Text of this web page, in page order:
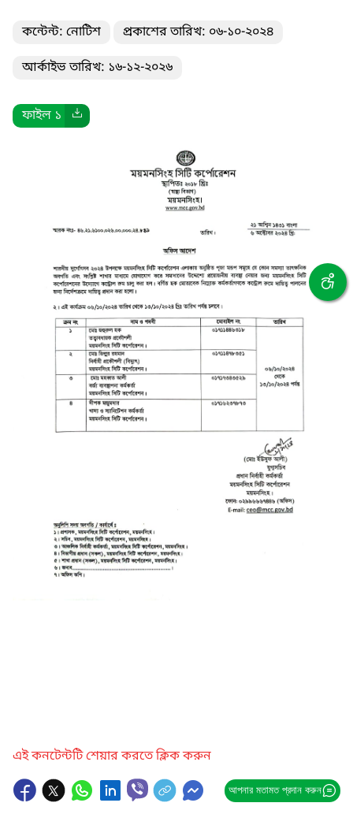
কন্টেন্ট: নোটিশ প্রকাশের তারিখ: ০৬-১০-২০২৪
আর্কাইভ তারিখ: ১৬-১২-২০২৬
ফাইল ১
এই কনটেন্টটি শেয়ার করতে ক্লিক করুন
আপনার মতামত প্রদান করুন